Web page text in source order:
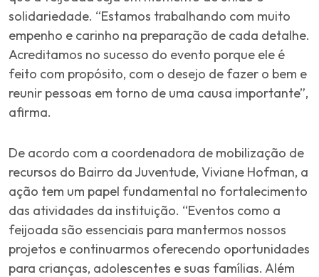
solidariedade. “Estamos trabalhando com muito
empenho e carinho na preparação de cada detalhe.
Acreditamos no sucesso do evento porque ele é
feito com propósito, com o desejo de fazer o bem e
reunir pessoas em torno de uma causa importante”,
afirma.
De acordo com a coordenadora de mobilização de
recursos do Bairro da Juventude, Viviane Hofman, a
ação tem um papel fundamental no fortalecimento
das atividades da instituição. “Eventos como a
feijoada são essenciais para mantermos nossos
projetos e continuarmos oferecendo oportunidades
para crianças, adolescentes e suas famílias. Além